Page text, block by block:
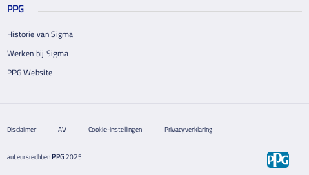
PPG
Historie van Sigma
Werken bij Sigma
PPG Website
Disclaimer AV Cookie-instellingen Privacyverklaring
auteursrechtenPPG2025